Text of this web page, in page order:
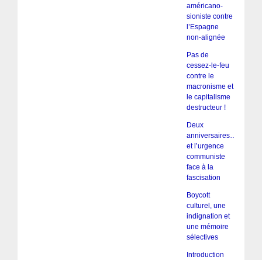
américano-
sioniste contre
l’Espagne
non-alignée
Pas de
cessez-le-feu
contre le
macronisme et
le capitalisme
destructeur !
Deux
anniversaires…
et l’urgence
communiste
face à la
fascisation
Boycott
culturel, une
indignation et
une mémoire
sélectives
Introduction